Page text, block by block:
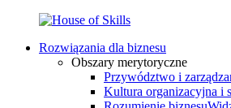
Rozwiązania dla biznesu
Obszary merytoryczne
Przywództwo i
Kultura organizacyjna i